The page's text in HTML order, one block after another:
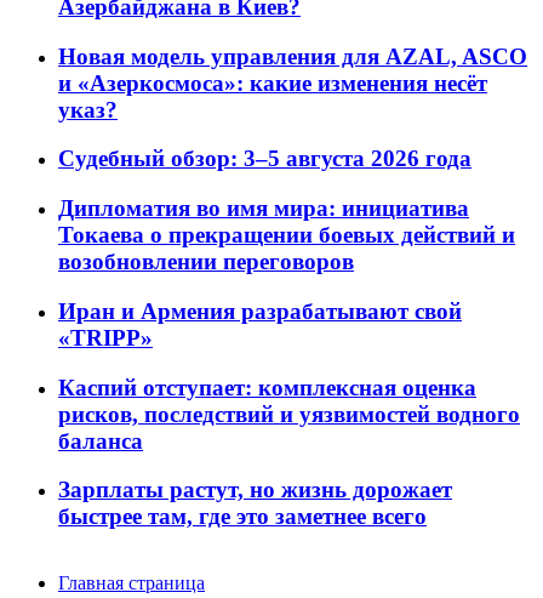
Азербайджана в Киев?
Новая модель управления для AZAL, ASCO
и «Азеркосмоса»: какие изменения несёт
указ?
Судебный обзор: 3–5 августа 2026 года
Дипломатия во имя мира: инициатива
Токаева о прекращении боевых действий и
возобновлении переговоров
Иран и Армения разрабатывают свой
«TRIPP»
Каспий отступает: комплексная оценка
рисков, последствий и уязвимостей водного
баланса
Зарплаты растут, но жизнь дорожает
быстрее там, где это заметнее всего
Главная страница